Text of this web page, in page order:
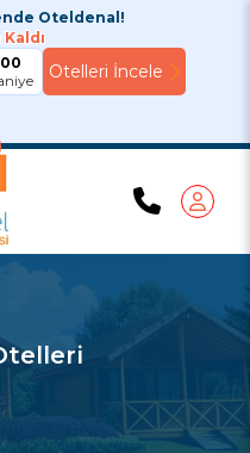
Oteldenal!
Kaldı
00